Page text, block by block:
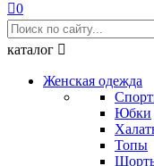
0
каталог 
Женская одежда
Юбки
Топы